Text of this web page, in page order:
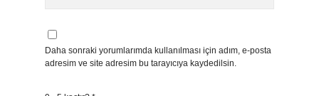
Daha sonraki yorumlarımda kullanılması için adım, e-posta
adresim ve site adresim bu tarayıcıya kaydedilsin.